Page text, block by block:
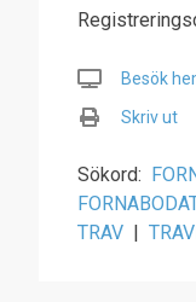
Besök
Skriv ut
Sökord:
TRAV |